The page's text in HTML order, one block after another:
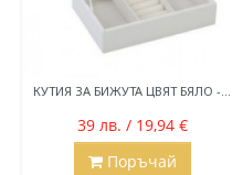
КУТИЯ ЗА БИЖУТА ЦВЯТ БЯЛО -...
39 лв. / 19,94 €
Поръчай